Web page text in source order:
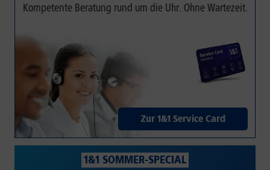
Kompetente Beratung rund um die Uhr. Ohne Wartezeit.
Zur 1&1 Service Card
1&1 SOMMER-SPECIAL